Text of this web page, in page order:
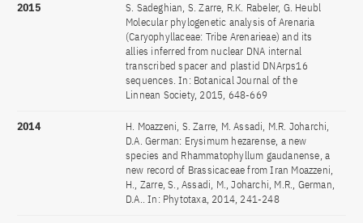
2015
S. Sadeghian, S. Zarre, R.K. Rabeler, G. Heubl
Molecular phylogenetic analysis of Arenaria
(Caryophyllaceae: Tribe Arenarieae) and its
allies inferred from nuclear DNA internal
transcribed spacer and plastid DNArps16
sequences. In: Botanical Journal of the
Linnean Society, 2015, 648-669
2014
H. Moazzeni, S. Zarre, M. Assadi, M.R. Joharchi,
D.A. German: Erysimum hezarense, a new
species and Rhammatophyllum gaudanense, a
new record of Brassicaceae from Iran Moazzeni,
H., Zarre, S., Assadi, M., Joharchi, M.R., German,
D.A.. In: Phytotaxa, 2014, 241-248